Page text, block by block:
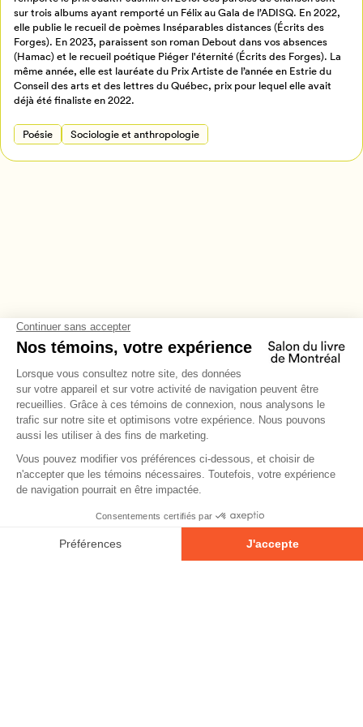
Retour à l’accueil
sur trois albums ayant remporté un Félix au Gala de l’ADISQ. En 2022,
elle publie le recueil de poèmes Inséparables distances (Écrits des
Forges). En 2023, paraissent son roman Debout dans vos absences
(Hamac) et le recueil poétique Piéger l'éternité (Écrits des Forges). La
même année, elle est lauréate du Prix Artiste de l’année en Estrie du
Conseil des arts et des lettres du Québec, prix pour lequel elle avait
déjà été finaliste en 2022.
Poésie Sociologie et anthropologie
Annuler